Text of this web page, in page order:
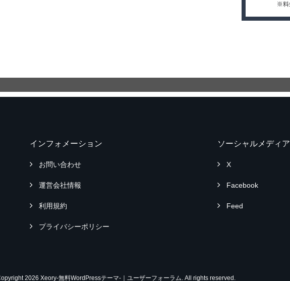
インフォメーション
お問い合わせ
運営会社情報
利用規約
プライバシーポリシー
ソーシャルメディア
X
Facebook
Feed
2026 Xeory-無料WordPressテーマ-｜ユーザーフォーラム. All rights reserved.